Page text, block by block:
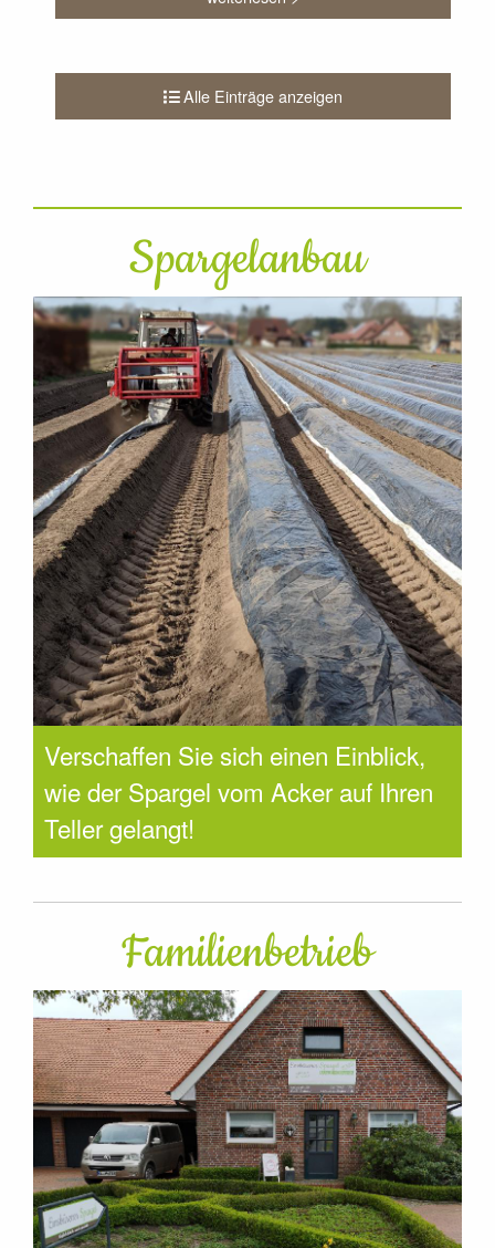
Alle Einträge anzeigen
Spargelanbau
Verschaffen Sie sich einen Einblick,
wie der Spargel vom Acker auf Ihren
Teller gelangt!
Familienbetrieb